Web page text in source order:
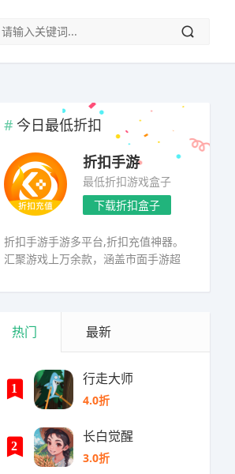
今日最低折扣
折扣手游
最低折扣游戏盒子
下载折扣盒子
折扣手游手游多平台,折扣充值神器。
汇聚游戏上万余款，涵盖市面手游超
热门 最新
1
行走大师
4.0折
2
长白觉醒
3.0折